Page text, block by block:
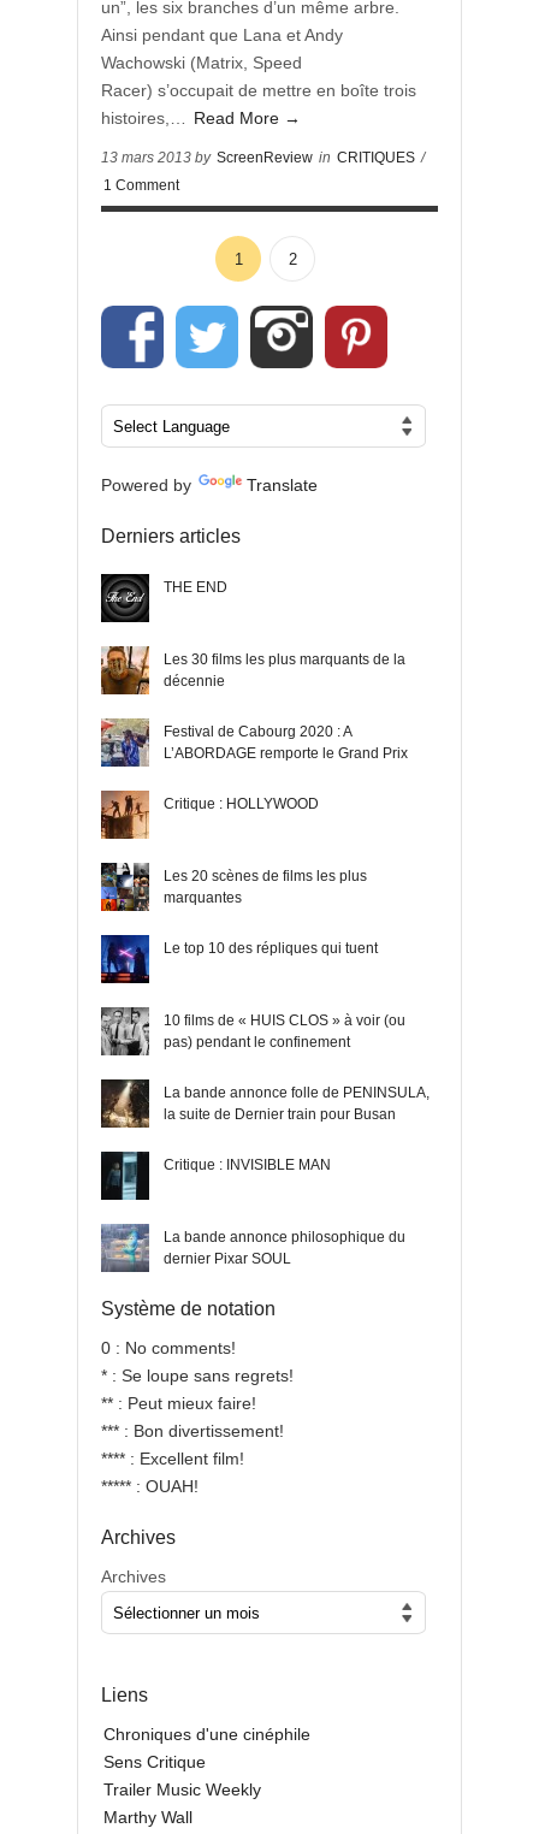
un”, les six branches d’un même arbre.
Ainsi pendant que Lana et Andy
Wachowski (Matrix, Speed
Racer) s’occupait de mettre en boîte trois
histoires,…
Read More →
13 mars 2013 by ScreenReview in CRITIQUES /
1 Comment
1 2
Powered by Translate
Derniers articles
THE END
Les 30 films les plus marquants de la
décennie
Festival de Cabourg 2020 : A
L’ABORDAGE remporte le Grand Prix
Critique : HOLLYWOOD
Les 20 scènes de films les plus
marquantes
Le top 10 des répliques qui tuent
10 films de « HUIS CLOS » à voir (ou
pas) pendant le confinement
La bande annonce folle de PENINSULA,
la suite de Dernier train pour Busan
Critique : INVISIBLE MAN
La bande annonce philosophique du
dernier Pixar SOUL
Système de notation
0 : No comments!
* : Se loupe sans regrets!
** : Peut mieux faire!
*** : Bon divertissement!
**** : Excellent film!
***** : OUAH!
Archives
Archives
Liens
Chroniques d'une cinéphile
Sens Critique
Trailer Music Weekly
Marthy Wall